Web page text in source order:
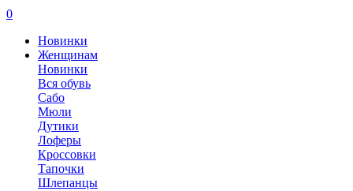
0
Новинки
Женщинам
Новинки
Вся обувь
Сабо
Мюли
Дутики
Лоферы
Кроссовки
Тапочки
Шлепанцы